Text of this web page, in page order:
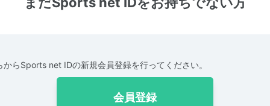
からSports net IDの新規会員登録を行ってください。
会員登録